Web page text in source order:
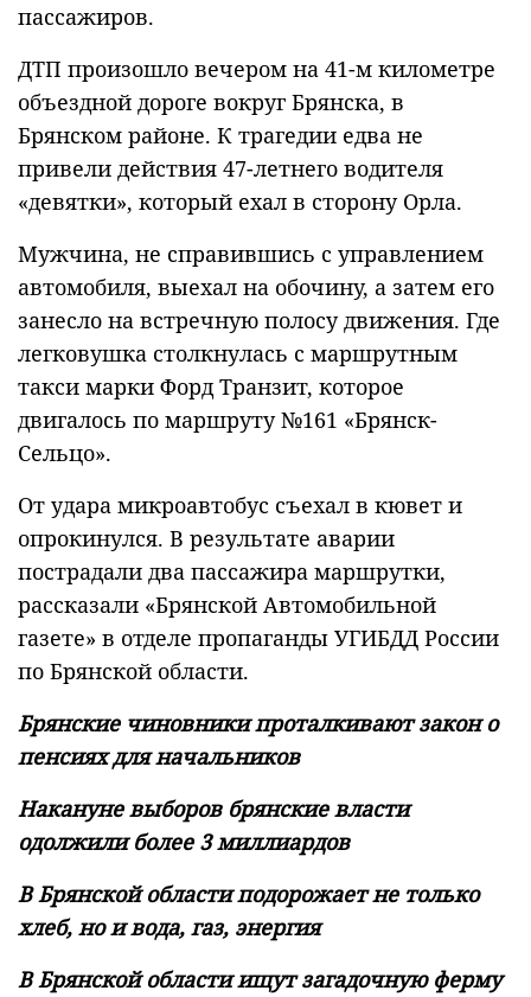
пассажиров.
ДТП произошло вечером на 41-м километре
объездной дороге вокруг Брянска, в
Брянском районе. К трагедии едва не
привели действия 47-летнего водителя
«девятки», который ехал в сторону Орла.
Мужчина, не справившись с управлением
автомобиля, выехал на обочину, а затем его
занесло на встречную полосу движения. Где
легковушка столкнулась с маршрутным
такси марки Форд Транзит, которое
двигалось по маршруту №161 «Брянск-
Сельцо».
От удара микроавтобус съехал в кювет и
опрокинулся. В результате аварии
пострадали два пассажира маршрутки,
рассказали «Брянской Автомобильной
газете» в отделе пропаганды УГИБДД России
по Брянской области.
Брянские чиновники проталкивают закон о
пенсиях для начальников
Накануне выборов брянские власти
одолжили более 3 миллиардов
В Брянской области подорожает не только
хлеб, но и вода, газ, энергия
В Брянской области ищут загадочную ферму